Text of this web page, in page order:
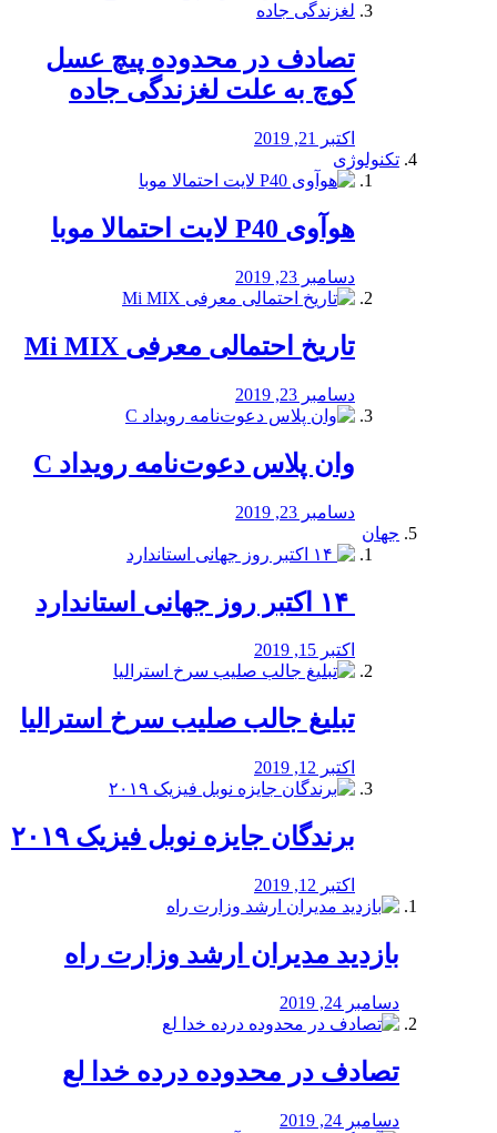
تصادف در محدوده پیچ عسل
کوچ به علت لغزندگی جاده
اکتبر 21, 2019
تکنولوژی
هوآوی P40 لایت احتمالا موبا
دسامبر 23, 2019
تاریخ احتمالی معرفی Mi MIX
دسامبر 23, 2019
وان پلاس دعوت‌نامه رویداد C
دسامبر 23, 2019
جهان
اکتبر 15, 2019
تبلیغ جالب صلیب سرخ استرالیا
اکتبر 12, 2019
برندگان جایزه نوبل فیزیک ۲۰۱۹
اکتبر 12, 2019
بازدید مدیران ارشد وزارت راه
دسامبر 24, 2019
تصادف در محدوده درده خدا لع
دسامبر 24, 2019